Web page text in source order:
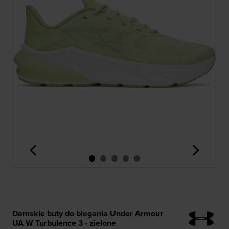
<
Damskie buty do biegania Under Armour
UA W Turbulence 3 - zielone